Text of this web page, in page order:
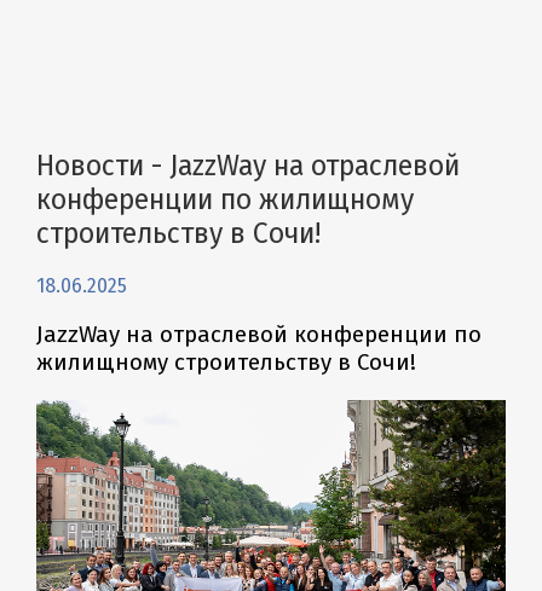
Новости - JazzWay на отраслевой
конференции по жилищному
строительству в Сочи!
18.06.2025
JazzWay на отраслевой конференции по
жилищному строительству в Сочи!